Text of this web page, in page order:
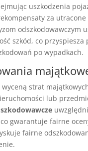
uszkodzenia
za utracone
odszkodowawczym
szkód, co przyspiesza
po wypadkach.
strat
lub
gwarantuje fairne
fairne